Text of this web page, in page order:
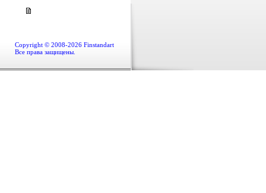
Copyright © 2008-2026 Finstandart
Все права защищены.